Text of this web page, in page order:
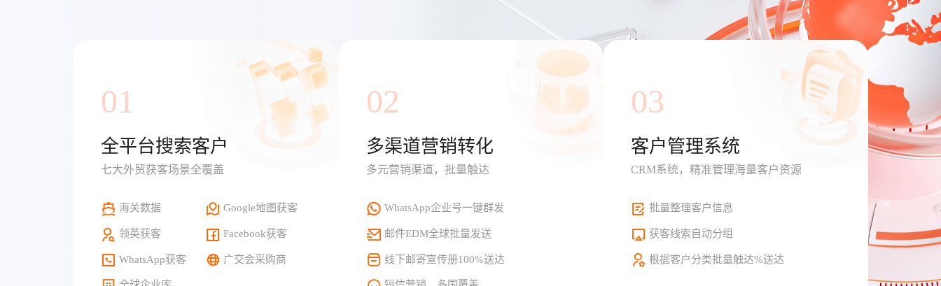
01
全平台搜索客户
七大外贸获客场景全覆盖
海关数据 Google地图获客
领英获客 Facebook获客
WhatsApp获客 广交会采购商
02
多渠道营销转化
多元营销渠道，批量触达
WhatsApp企业号一键群发
邮件EDM全球批量发送
线下邮寄宣传册100%送达
03
客户管理系统
CRM系统，精准管理海量客户资源
批量整理客户信息
获客线索自动分组
根据客户分类批量触达%送达